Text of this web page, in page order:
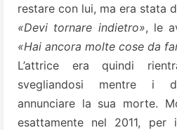
restare con lui, ma era stata
«Devi tornare indietro», le
«Hai ancora molte cose da
L’attrice era quindi
svegliandosi mentre i
annunciare la sua morte.
esattamente nel 2011, per